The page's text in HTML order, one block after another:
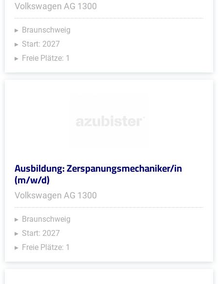
Volkswagen AG 1300
Braunschweig
Start: 2027
Freie Plätze: 1
Ausbildung: Zerspanungsmechaniker/in
(m/w/d)
Volkswagen AG 1300
Braunschweig
Start: 2027
Freie Plätze: 1